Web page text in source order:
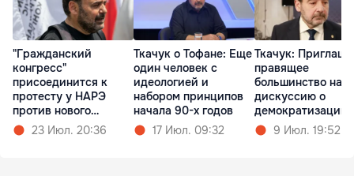
"Гражданский
конгресс"
присоединится к
протесту у НАРЭ
против нового
тарифного шока
23 Июл. 20:36
Ткачук о Тофане: Еще
один человек с
идеологией и
набором принципов
начала 90-х годов
17 Июл. 09:32
Ткачук:
правящее
большинство на
дискуссию о
демократизации
выборов
9 Июл. 19:52